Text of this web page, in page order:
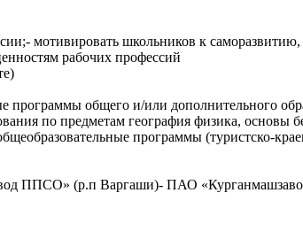
мотивировать школьников к
рабочих профессий
программы общего и/или дополнительного
по предметам география физика, основы
программы (туристско-
ППСО» (р.п Варгаши)- ПАО